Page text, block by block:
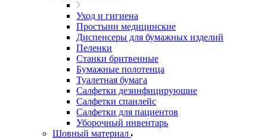
Уход и гигиена
Простыни медицинские
Диспенсеры для бумажных изделий
Пеленки
Станки бритвенные
Бумажные полотенца
Туалетная бумага
Салфетки дезинфицирующие
Салфетки спанлейс
Салфетки для пациентов
Уборочный инвентарь
Шовный материал